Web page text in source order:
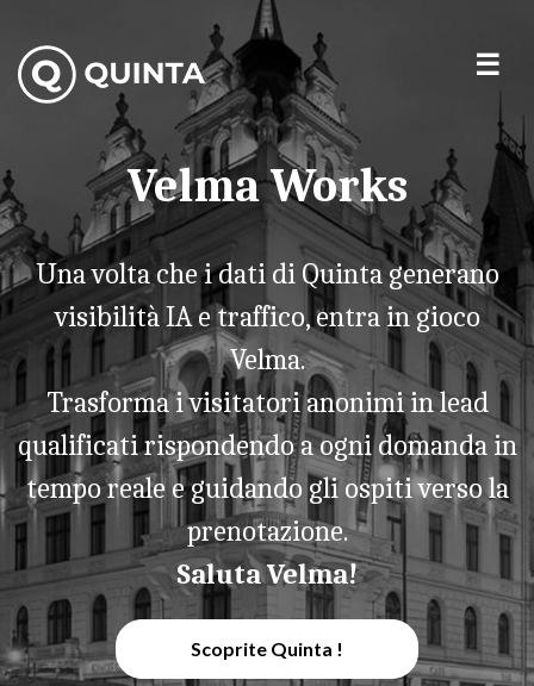
Velma Works
Una volta che i dati di Quinta generano
visibilità IA e traffico, entra in gioco
Velma.
Trasforma i visitatori anonimi in lead
qualificati rispondendo a ogni domanda in
tempo reale e guidando gli ospiti verso la
prenotazione.
Saluta Velma!
Scoprite Quinta !